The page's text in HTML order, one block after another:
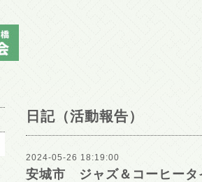
日記（活動報告）
2024-05-26 18:19:00
安城市 ジャズ＆コーヒータ